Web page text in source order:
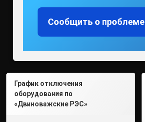
Сообщить о проблеме
График отключения
оборудования по
«Двиноважские РЭС»